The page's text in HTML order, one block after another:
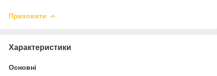
Приховати
Характеристики
Основні